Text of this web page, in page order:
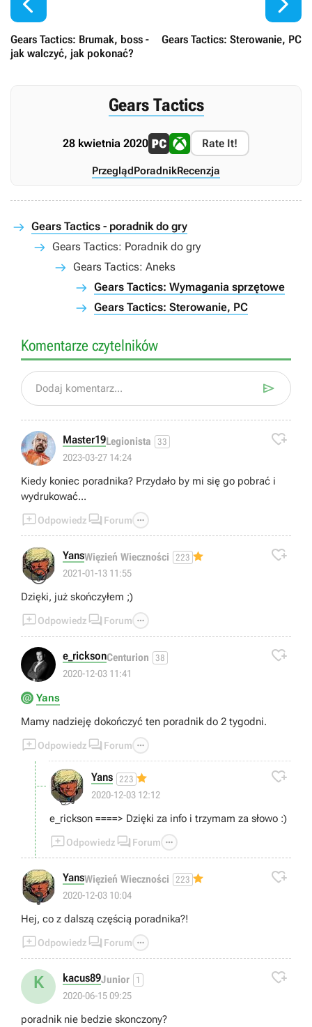
Gears Tactics: Brumak, boss -
jak walczyć, jak pokonać?
Gears Tactics: Sterowanie, PC
Gears Tactics
28 kwietnia 2020 Rate It!
PrzeglądPoradnikRecenzja
Gears Tactics - poradnik do gry
Gears Tactics: Poradnik do gry
Gears Tactics: Aneks
Gears Tactics: Wymagania sprzętowe
Gears Tactics: Sterowanie, PC
Komentarze czytelników
Dodaj komentarz... 
Master19Legionista 33
2023-03-27 14:24

Kiedy koniec poradnika? Przydało by mi się go pobrać i
wydrukować...
Odpowiedz  Forum 
😜
YansWięzień Wieczności 223
2021-01-13 11:55

Dzięki, już skończyłem ;)
Odpowiedz  Forum 
e_ricksonCenturion 38
2020-12-03 11:41

Yans
Mamy nadzieję dokończyć ten poradnik do 2 tygodni.
Odpowiedz  Forum 
👍
Yans 223
2020-12-03 12:12

e_rickson ====> Dzięki za info i trzymam za słowo :)
Odpowiedz  Forum 
❓
YansWięzień Wieczności 223
2020-12-03 10:04

Hej, co z dalszą częścią poradnika?!
Odpowiedz  Forum 
K kacus89Junior 1
2020-06-15 09:25

poradnik nie bedzie skonczony?